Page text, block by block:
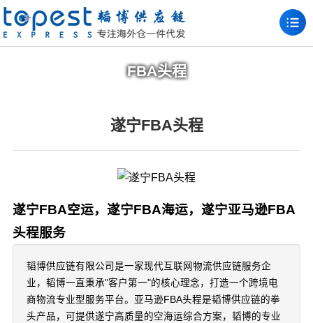
FBA头程
遂宁FBA头程
遂宁FBA空运，遂宁FBA海运，遂宁亚马逊FBA
头程服务
韬博供应链有限公司是一家现代互联网物流供应链服务企
业，韬博一直秉承"客户第一"的核心理念，打造一个跨境电
商物流专业型服务平台。亚马逊FBA头程是韬博供应链的拳
头产品，可提供遂宁高质量的空海运综合方案，韬博的专业